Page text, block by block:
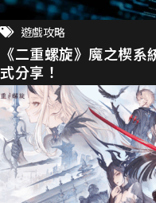
遊戲攻略
《二重螺旋》魔之楔
式分享！